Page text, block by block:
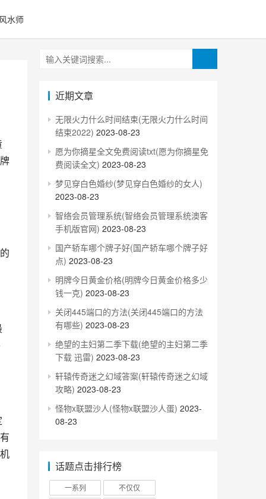
水师
近期文章
无限火力什么时间结束(无限火力什么时间
结束2022) 2023-08-23
愿为你摘星全文免费阅读txt(愿为你摘星免
费阅读全文) 2023-08-23
梦见穿白色婚纱(梦见穿白色婚纱的女人)
2023-08-23
智络会员管理系统(智络会员管理系统澳客
手机版官网) 2023-08-23
国产轿车哪个牌子好(国产轿车哪个牌子好
点) 2023-08-23
明牌今日黄金价格(明牌今日黄金价格多少
钱一克) 2023-08-23
关闭445端口的方法(关闭445端口的方法
有哪些) 2023-08-23
绝望的主妇第二季下载(绝望的主妇第二季
下载 迅雷) 2023-08-23
轩辕传奇迷之幻域答案(轩辕传奇迷之幻域
攻略) 2023-08-23
怪物x联盟沙人(怪物x联盟沙人蛋) 2023-
08-23
话题点击排行榜
一系列
不仅仅